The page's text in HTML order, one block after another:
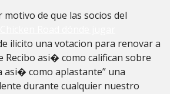
de que las socios del
ilicito una votacion para renovar a
Recibo asi� como califican sobre
como aplastante” una
durante cualquier nuestro